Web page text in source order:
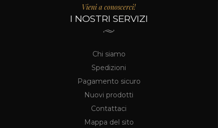
Vieni a conoscerci!
I NOSTRI SERVIZI
Chi siamo
Spedizioni
Pagamento sicuro
Nuovi prodotti
Contattaci
Mappa del sito